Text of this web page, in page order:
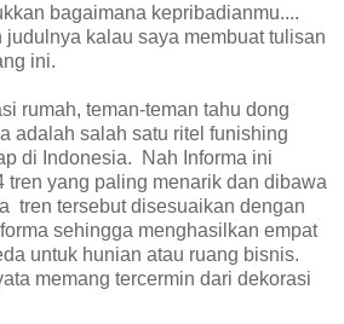
bagaimana kepribadianmu....
judulnya kalau saya membuat tulisan
ini.
rumah, teman-teman tahu dong
adalah salah satu ritel funishing
di Indonesia. Nah Informa ini
tren yang paling menarik dan dibawa
tren tersebut disesuaikan dengan
sehingga menghasilkan empat
untuk hunian atau ruang bisnis.
memang tercermin dari dekorasi